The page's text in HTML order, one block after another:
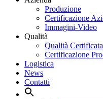
Produzione
Certificazione
Immagini-Video
Qualità
Qualità Certificata
Certificazione
Logistica
News
Contatti